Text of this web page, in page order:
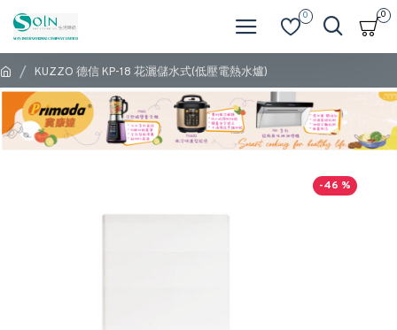
0 0
KUZZO 德信 KP-18 花灑儲水式(低壓電熱水爐)
-46 %